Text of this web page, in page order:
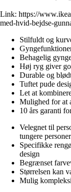
Link: https://
med-hvid-bejdse-
Stilfuldt og
Behagelig
Høj ryg giver
Durable og
Tuftet pude
Let at
Mulighed for at
10 års garanti
Velegnet til
tungere personer
Specifikke
design
Begrænset
Størrelsen kan
Mulig